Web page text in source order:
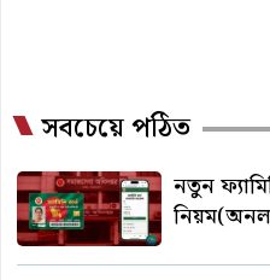
সবচেয়ে পঠিত
নতুন